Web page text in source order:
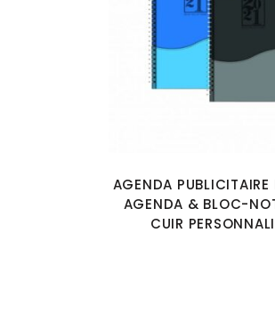
AGENDA PUBLICITAIRE
AGENDA & BLOC-
CUIR